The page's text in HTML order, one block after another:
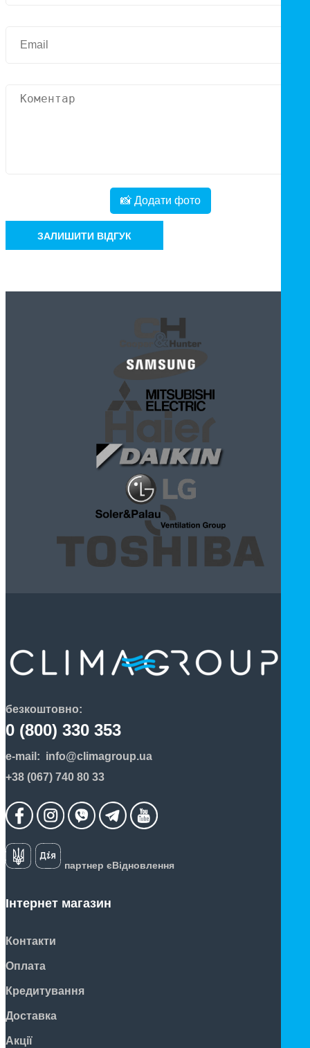
📸 Додати фото
ЗАЛИШИТИ ВІДГУК
безкоштовно:
0 (800) 330 353
e-mail: info@climagroup.ua
+38 (067) 740 80 33
партнер єВідновлення
Інтернет магазин
Контакти
Оплата
Кредитування
Доставка
Акції